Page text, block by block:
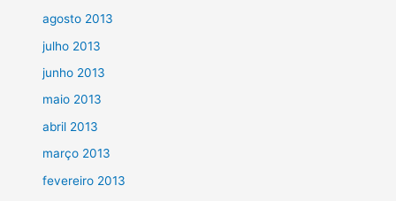
agosto 2013
julho 2013
junho 2013
maio 2013
abril 2013
março 2013
fevereiro 2013